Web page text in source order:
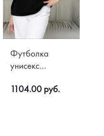
Футболка
унисекс
Черный
1104.00 руб.